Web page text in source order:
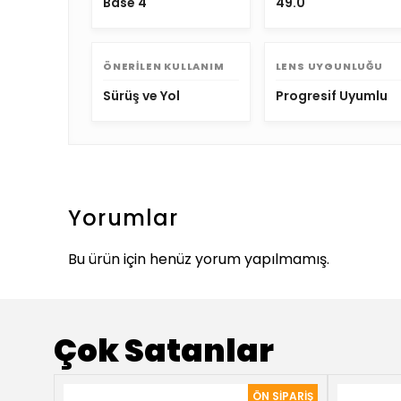
ÖNERILEN KULLANIM
Sürüş ve Yol
LENS UYGUNLUĞU
Progresif Uyumlu
Yorumlar
Bu ürün için henüz yorum yapılmamış.
Çok Satanlar